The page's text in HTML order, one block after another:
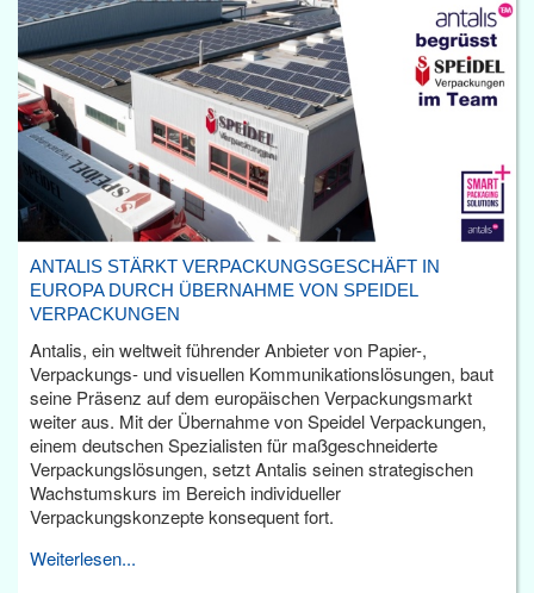
ANTALIS STÄRKT VERPACKUNGSGESCHÄFT IN
EUROPA DURCH ÜBERNAHME VON SPEIDEL
VERPACKUNGEN
Antalis, ein weltweit führender Anbieter von Papier-,
Verpackungs- und visuellen Kommunikationslösungen, baut
seine Präsenz auf dem europäischen Verpackungsmarkt
weiter aus. Mit der Übernahme von Speidel Verpackungen,
einem deutschen Spezialisten für maßgeschneiderte
Verpackungslösungen, setzt Antalis seinen strategischen
Wachstumskurs im Bereich individueller
Verpackungskonzepte konsequent fort.
Weiterlesen...